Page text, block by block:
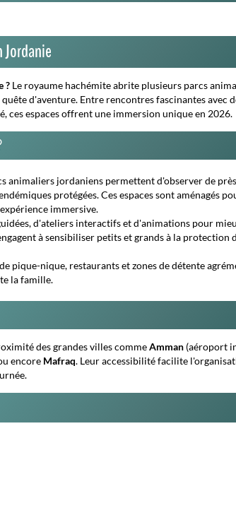
Jordanie
? Le royaume hachémite abrite plusieurs parcs
d'aventure. Entre rencontres fascinantes avec
ces espaces offrent une immersion unique en 2026.
animaliers jordaniens permettent d'observer de
protégées. Ces espaces sont aménagés
immersive.
d'ateliers interactifs et d'animations pour
à sensibiliser petits et grands à la protection
pique-nique, restaurants et zones de détente
la famille.
des grandes villes commeAmman (aéroport
encore Mafraq. Leur accessibilité facilite